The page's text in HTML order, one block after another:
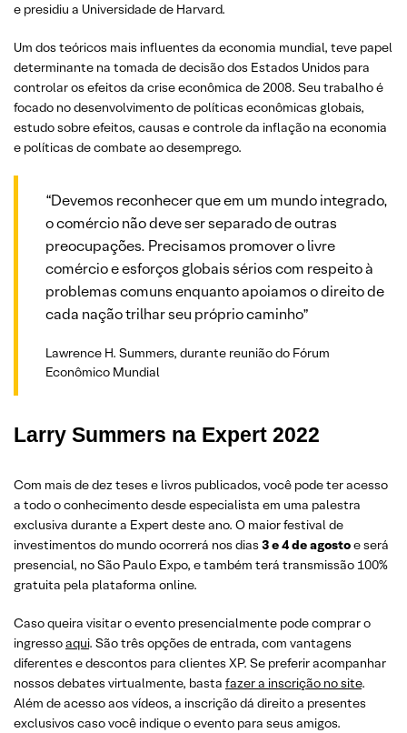
e presidiu a Universidade de Harvard.
Um dos teóricos mais influentes da economia mundial, teve papel
determinante na tomada de decisão dos Estados Unidos para
controlar os efeitos da crise econômica de 2008. Seu trabalho é
focado no desenvolvimento de políticas econômicas globais,
estudo sobre efeitos, causas e controle da inflação na economia
e políticas de combate ao desemprego.
“Devemos reconhecer que em um mundo integrado,
o comércio não deve ser separado de outras
preocupações. Precisamos promover o livre
comércio e esforços globais sérios com respeito à
problemas comuns enquanto apoiamos o direito de
cada nação trilhar seu próprio caminho”
Lawrence H. Summers, durante reunião do Fórum
Econômico Mundial
Larry Summers na Expert 2022
Com mais de dez teses e livros publicados, você pode ter acesso
a todo o conhecimento desde especialista em uma palestra
exclusiva durante a Expert deste ano. O maior festival de
investimentos do mundo ocorrerá nos dias 3 e 4 de agostoe será
presencial, no São Paulo Expo, e também terá transmissão 100%
gratuita pela plataforma online.
Caso queira visitar o evento presencialmente pode comprar o
ingressoaqui. São três opções de entrada, com vantagens
diferentes e descontos para clientes XP. Se preferir acompanhar
nossos debates virtualmente, basta fazer a inscrição no site.
Além de acesso aos vídeos, a inscrição dá direito a presentes
exclusivos caso você indique o evento para seus amigos.